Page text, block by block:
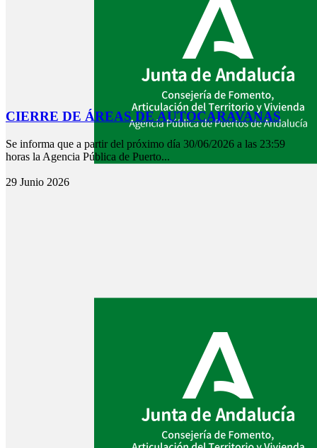
CIERRE DE ÁREAS DE AUTOCARAVANAS
Se informa que a partir del próximo día 30/06/2026 a las 23:59
horas la Agencia Pública de Puerto...
29 Junio 2026